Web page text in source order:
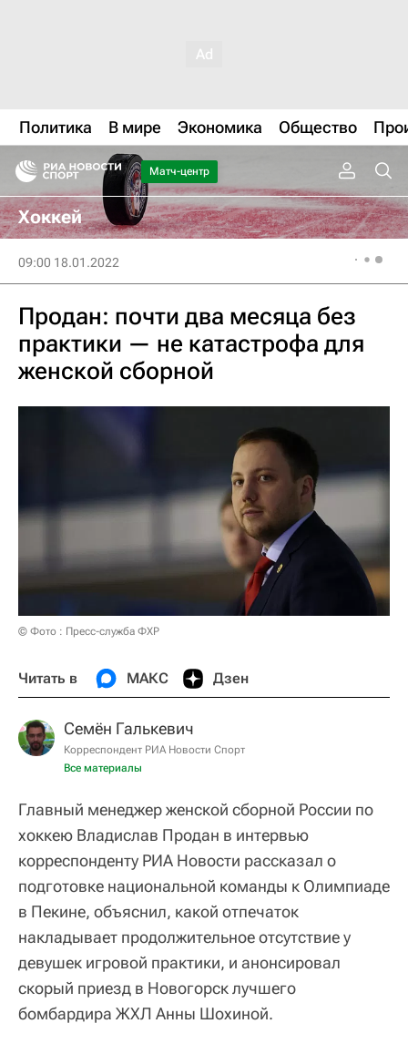
Политика В мире Экономика Общество
Матч-центр
Хоккей
09:00 18.01.2022
Продан: почти два месяца без
практики — не катастрофа для
женской сборной
© Фото : Пресс-служба ФХР
Читать в МАКС Дзен
Семён Галькевич
Корреспондент РИА Новости Спорт
Все материалы
Главный менеджер женской сборной России по
хоккею Владислав Продан в интервью
корреспонденту РИА Новости рассказал о
подготовке национальной команды к Олимпиаде
в Пекине, объяснил, какой отпечаток
накладывает продолжительное отсутствие у
девушек игровой практики, и анонсировал
скорый приезд в Новогорск лучшего
бомбардира ЖХЛ Анны Шохиной.